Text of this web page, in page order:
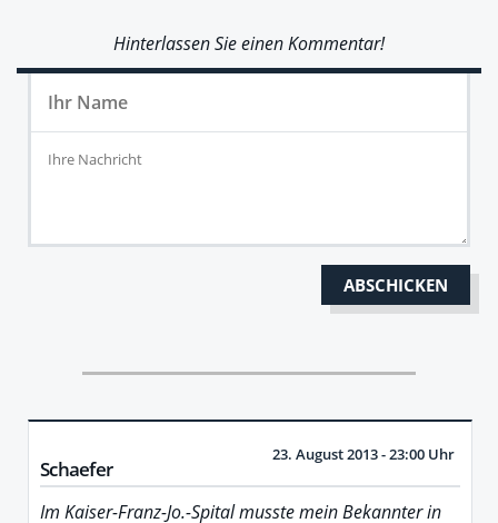
Hinterlassen Sie einen Kommentar!
Schaefer
23. August 2013 - 23:00 Uhr
Im Kaiser-Franz-Jo.-Spital musste mein Bekannter in